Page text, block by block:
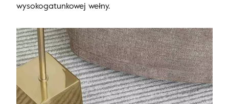
wysokogatunkowej wełny.